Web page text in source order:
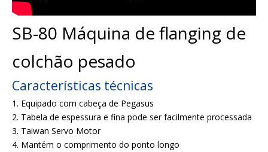
SB-80 Máquina de flanging de
colchão pesado
Características técnicas
1. Equipado com cabeça de Pegasus
2. Tabela de espessura e fina pode ser facilmente processada
3. Taiwan Servo Motor
4. Mantém o comprimento do ponto longo